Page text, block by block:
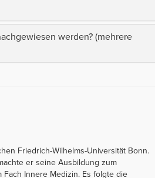
werden? (mehrere
Friedrich-Wilhelms-Universität Bonn.
er seine Ausbildung zum
Innere Medizin. Es folgte die